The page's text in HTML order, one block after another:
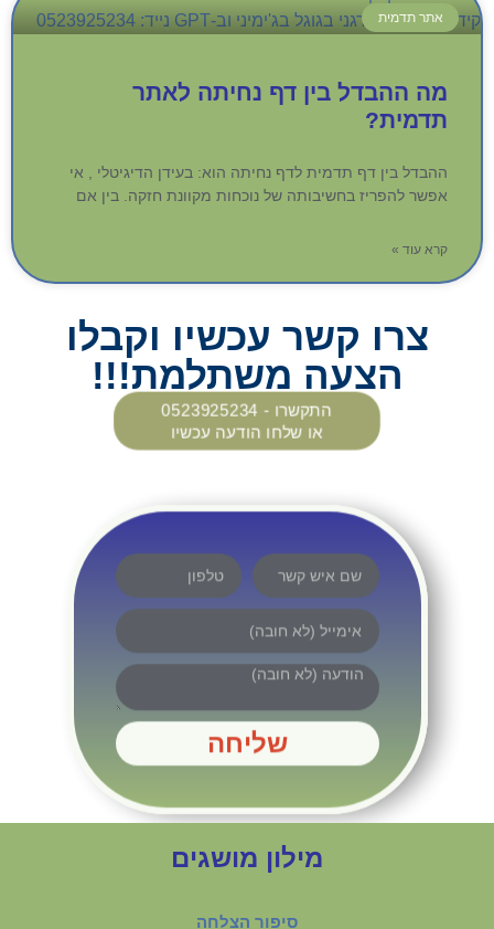
אתר תדמית
מה ההבדל בין דף נחיתה לאתר
תדמית?
ההבדל בין דף תדמית לדף נחיתה הוא: בעידן הדיגיטלי , אי
אפשר להפריז בחשיבותה של נוכחות מקוונת חזקה. בין אם
קרא עוד »
צרו קשר עכשיו וקבלו
הצעה משתלמת!!!
התקשרו - 0523925234
או שלחו הודעה עכשיו
שליחה
מילון מושגים
סיפור הצלחה